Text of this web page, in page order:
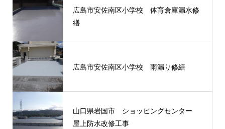
広島市安佐南区小学校 体育倉庫漏水修
繕
広島市安佐南区小学校 雨漏り修繕
山口県岩国市 ショッピングセンター
屋上防水改修工事